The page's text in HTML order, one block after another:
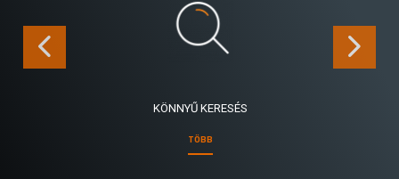
KÖNNYŰ KERESÉS
TÖBB